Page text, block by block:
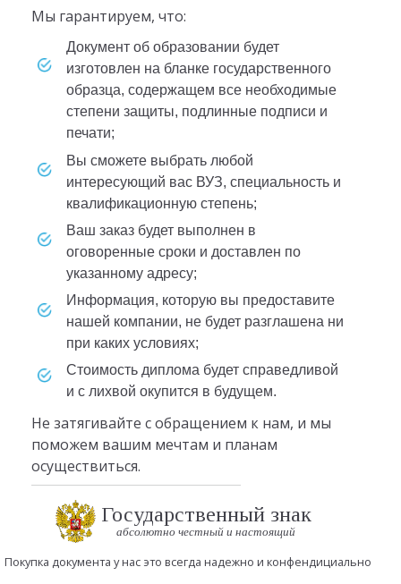
Мы гарантируем, что:
документ об образовании будет
изготовлен на бланке государственного
образца, содержащем все необходимые
степени защиты, подлинные подписи и
печати;
вы сможете выбрать любой
интересующий вас ВУЗ, специальность и
квалификационную степень;
ваш заказ будет выполнен в
оговоренные сроки и доставлен по
указанному адресу;
информация, которую вы предоставите
нашей компании, не будет разглашена ни
при каких условиях;
стоимость диплома будет справедливой
и с лихвой окупится в будущем.
Не затягивайте с обращением к нам, и мы
поможем вашим мечтам и планам
осуществиться.
Государственный знак
абсолютно честный и настоящий
Покупка документа у нас это всегда надежно и конфендициально